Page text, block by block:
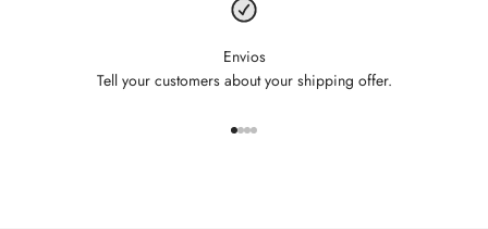
Envios
Tell your customers about your shipping offer.